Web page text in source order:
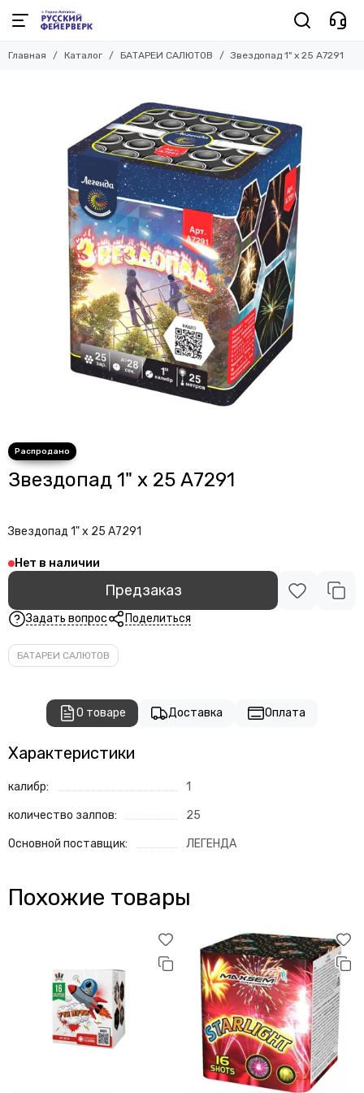
Главная Каталог БАТАРЕИ САЛЮТОВ Звездопад 1" х 25 А7291
Звездопад 1" х 25 А7291
Звездопад 1" х 25 А7291
Нет в наличии
Предзаказ
Задать вопрос Поделиться
БАТАРЕИ САЛЮТОВ
О товаре Доставка Оплата
Характеристики
калибр: 1
количество залпов: 25
Основной поставщик: ЛЕГЕНДА
Похожие товары